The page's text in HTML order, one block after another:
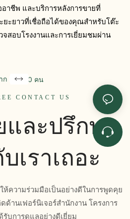
าชีพ และบริการหลังการขายที่
ยะยาวที่เชื่อถือได้ของคุณสำหรับโต๊ะ
สอบโรงงานและการเยี่ยมชมผ่าน
CONTACT US
ละปรึกษา
เราเถอะ
ห้ความร่วมมือเป็นอย่างดีในการพูดคุย
านเฟอร์นิเจอร์สำนักงาน โครงการ
บการดูแลอย่างดีเยี่ยม